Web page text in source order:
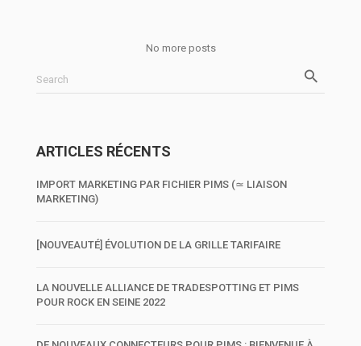
No more posts
Search
ARTICLES RÉCENTS
IMPORT MARKETING PAR FICHIER PIMS (≃ LIAISON
MARKETING)
[NOUVEAUTÉ] ÉVOLUTION DE LA GRILLE TARIFAIRE
LA NOUVELLE ALLIANCE DE TRADESPOTTING ET PIMS
POUR ROCK EN SEINE 2022